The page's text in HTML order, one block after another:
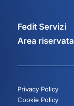
Fedit Servizi
Area riservata
Privacy Policy
Cookie Policy